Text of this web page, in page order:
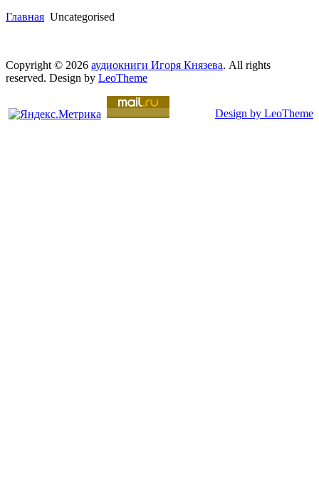
Главная Uncategorised
Copyright © 2026 аудиокниги Игоря Князева. All rights
reserved. Design by LeoTheme
Design by LeoTheme